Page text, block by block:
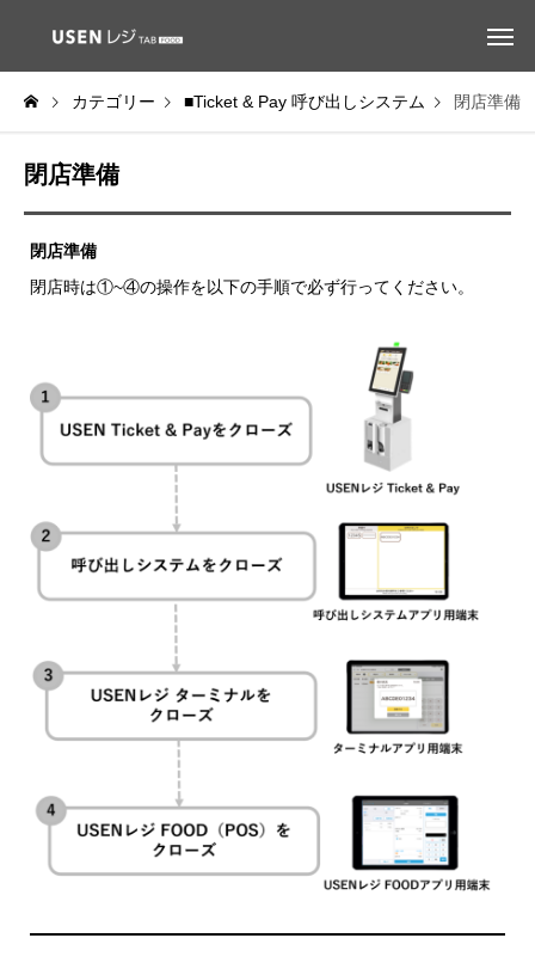
カテゴリー ■Ticket & Pay 呼び出しシステム 閉店準備
閉店準備
閉店準備
閉店時は①~④の操作を以下の手順で必ず行ってください。